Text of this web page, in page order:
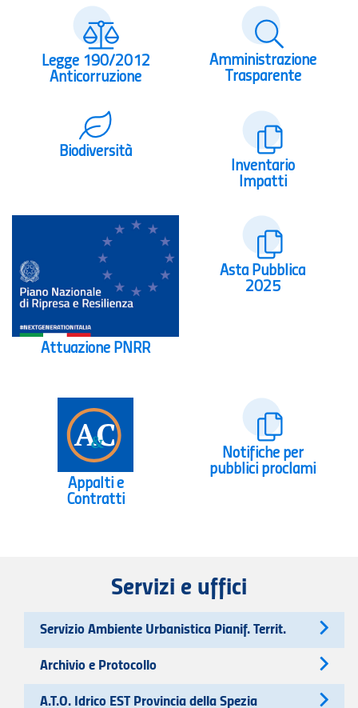
Legge 190/2012
Anticorruzione
Amministrazione
Trasparente
Biodiversità
Inventario
Impatti
Attuazione PNRR
Asta Pubblica
2025
Appalti e
Contratti
Notifiche per
pubblici proclami
Servizi e uffici
Servizio Ambiente Urbanistica Pianif. Territ.
Archivio e Protocollo
A.T.O. Idrico EST Provincia della Spezia